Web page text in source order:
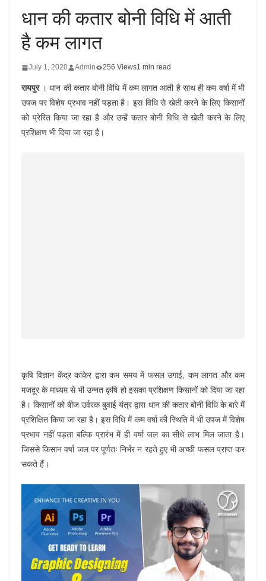
धान की कतार बोनी विधि में आती
है कम लागत
July 1, 2020 Admin 256 Views1 min read
रायपुर। धान की कतार बोनी विधि में कम लागत आती है साथ ही कम वर्षा में भी
उपज पर विशेष प्रभाव नहीं पड़ता है। इस विधि से खेती करने के लिए किसानों
को प्रेरित किया जा रहा है और उन्हें कतार बोनी विधि से खेती करने के लिए
प्रशिक्षण भी दिया जा रहा है।
कृषि विज्ञान केंद्र कांकेर द्वारा कम समय में फसल उगाई, कम लागत और कम
मजदूर के माध्यम से भी उन्नत कृषि हो इसका प्रशिक्षण किसानों को दिया जा रहा
है। किसानों को बीज उर्वरक बुवाई यंत्र द्वारा धान की कतार बोनी विधि के बारे में
प्रशिक्षित किया जा रहा है। इस विधि में कम वर्षा की स्थिति में भी उपज में विशेष
प्रभाव नहीं पड़ता बल्कि प्रारंभ में ही वर्षा जल का सीधे लाभ मिल जाता है।
जिससे किसान वर्षा जल पर पूर्णतः निर्भर न रहते हुए भी अच्छी फसल प्राप्त कर
सकते हैं।